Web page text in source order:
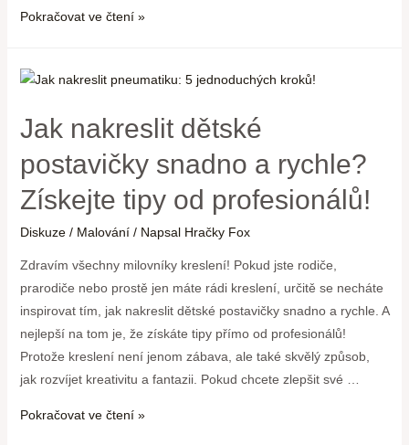
Pokračovat ve čtení »
Jak nakreslit dětské
postavičky snadno a rychle?
Získejte tipy od profesionálů!
Diskuze / Malování/ Napsal Hračky Fox
Zdravím všechny milovníky kreslení! Pokud jste rodiče,
prarodiče nebo prostě jen máte rádi kreslení, určitě se necháte
inspirovat tím, jak nakreslit dětské postavičky snadno a rychle. A
nejlepší na tom je, že získáte tipy přímo od profesionálů!
Protože kreslení není jenom zábava, ale také skvělý způsob,
jak rozvíjet kreativitu a fantazii. Pokud chcete zlepšit své …
Pokračovat ve čtení »